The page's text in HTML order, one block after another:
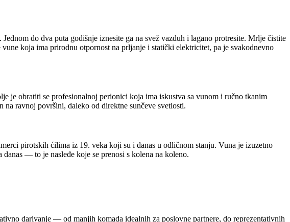
do dva puta godišnje iznesite ga na svež vazduh i lagano protresite. Mrlje čistite
koja ima prirodnu otpornost na prljanje i statički elektricitet, pa je svakodnevno
je obratiti se profesionalnoj perionici koja ima iskustva sa vunom i ručno tkanim
ravnoj površini, daleko od direktne sunčeve svetlosti.
pirotskih ćilima iz 19. veka koji su i danas u odličnom stanju. Vuna je izuzetno
— to je nasleđe koje se prenosi s kolena na koleno.
darivanje — od manjih komada idealnih za poslovne partnere, do reprezentativnih